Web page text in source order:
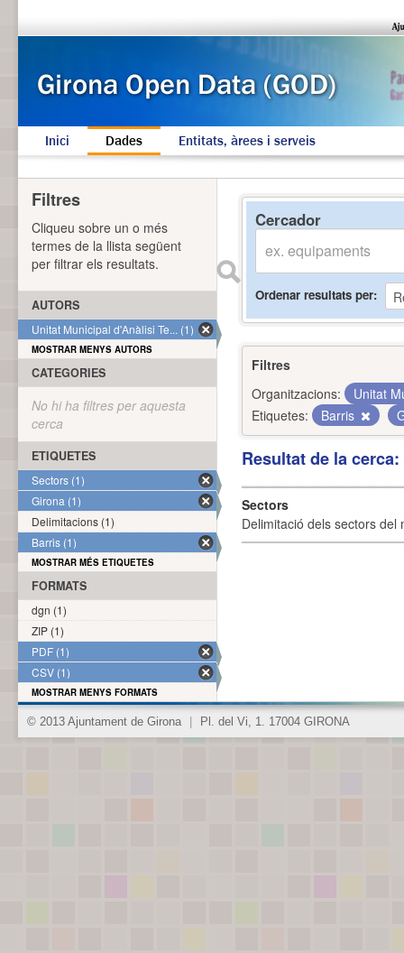
Inici Dades Entitats, àrees i serveis
Cercador
Ordenar resultats per
Filtres
Organitzacions:
Unitat
Etiquetes:
Barris
Resultat de la
Sectors
Delimitació dels sectors del
Filtres
Cliqueu sobre un o més
termes de la llista següent
per filtrar els resultats.
AUTORS
Unitat Municipal d'Anàlisi Te... (1)
MOSTRAR MENYS AUTORS
CATEGORIES
No hi ha filtres per aquesta
cerca
ETIQUETES
Sectors (1)
Girona (1)
Delimitacions (1)
Barris (1)
MOSTRAR MÉS ETIQUETES
FORMATS
dgn (1)
ZIP (1)
PDF (1)
CSV (1)
MOSTRAR MENYS FORMATS
© 2013 Ajuntament de Girona Pl. del Vi, 1. 17004 GIRONA